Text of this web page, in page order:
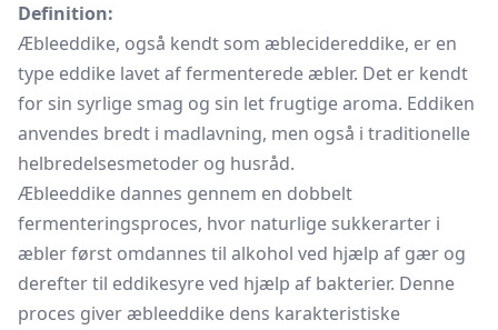
Definition:
Æbleeddike, også kendt som æblecidereddike, er en
type eddike lavet af fermenterede æbler. Det er kendt
for sin syrlige smag og sin let frugtige aroma. Eddiken
anvendes bredt i madlavning, men også i traditionelle
helbredelsesmetoder og husråd.
Æbleeddike dannes gennem en dobbelt
fermenteringsproces, hvor naturlige sukkerarter i
æbler først omdannes til alkohol ved hjælp af gær og
derefter til eddikesyre ved hjælp af bakterier. Denne
proces giver æbleeddike dens karakteristiske